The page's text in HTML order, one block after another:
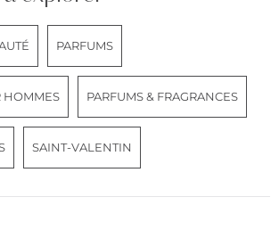
PARFUMS
HOMMES PARFUMS & FRAGRANCES
SAINT-VALENTIN